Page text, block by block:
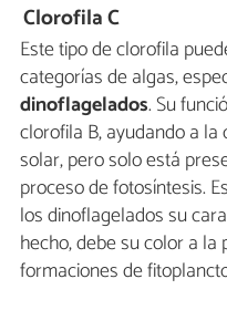
Clorofila C
Este tipo de clorofila
categorías de algas,
dinoflagelados. Su
clorofila B, ayudando a
solar, pero solo está
proceso de fotosíntesis.
los dinoflagelados su
hecho, debe su color a
formaciones de